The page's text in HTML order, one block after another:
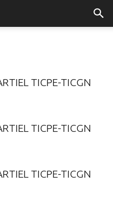
TICPE-TICGN
TICPE-TICGN
TICPE-TICGN